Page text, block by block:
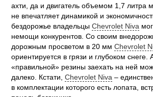
ахти, да и двигатель объемом 1,7 литра
не впечатляет динамикой и
бездорожье владельцыChevrolet Niva
немощи конкурентов. Со своим
дорожным просветом в 20 ммChevrolet
ориентируется в грязи и глубоком снеге.
«правильной» резины заехать на ней
далеко. Кстати,Chevrolet Niva –
в комплектации которого есть лопата,